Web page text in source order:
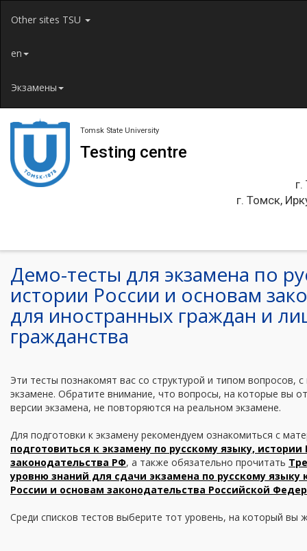
Other sites TSU
en
Экзамены
Tomsk State University
Testing centre
г. Томск,
Демо-тесты для экзамена по
истории России и основам
для иностранных граждан и
гражданства
Эти тесты познакомят вас со структурой и типом вопросов,
экзамене. Обратите внимание, что вопросы, на которые вы
версии экзамена, не повторяются на реальном экзамене.
Для подготовки к экзамену рекомендуем ознакомиться с
подготовиться к экзамену по русскому языку,
законодательства РФ, а также обязательно прочитать
уровню знаний для сдачи экзамена по русскому языку
России и основам законодательства Российской
Среди списков тестов выберите тот уровень, на который вы